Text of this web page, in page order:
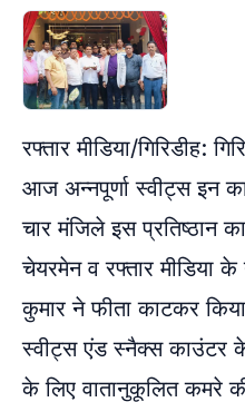
रफ्तार मीडिया/गिरिडीह:
आज अन्नपूर्णा स्वीट्स इन
चार मंजिले इस प्रतिष्ठान
चेयरमेन व रफ्तार मीडिया
कुमार ने फीता काटकर
स्वीट्स एंड स्नैक्स काउंटर
के लिए वातानुकूलित कमरे